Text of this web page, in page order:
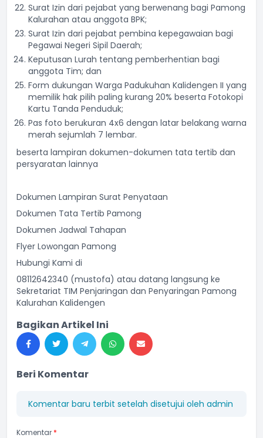
Surat Izin dari pejabat yang berwenang bagi Pamong
Kalurahan atau anggota BPK;
Surat Izin dari pejabat pembina kepegawaian bagi
Pegawai Negeri Sipil Daerah;
Keputusan Lurah tentang pemberhentian bagi
anggota Tim; dan
Form dukungan Warga Padukuhan Kalidengen II yang
memilik hak pilih paling kurang 20% beserta Fotokopi
Kartu Tanda Penduduk;
Pas foto berukuran 4x6 dengan latar belakang warna
merah sejumlah 7 lembar.
beserta lampiran dokumen-dokumen tata tertib dan
persyaratan lainnya
Dokumen Lampiran Surat Penyataan
Dokumen Tata Tertib Pamong
Dokumen Jadwal Tahapan
Flyer Lowongan Pamong
Hubungi Kami di
08112642340 (mustofa) atau datang langsung ke
Sekretariat TIM Penjaringan dan Penyaringan Pamong
Kalurahan Kalidengen
Bagikan Artikel Ini
Beri Komentar
Komentar baru terbit setelah disetujui oleh admin
Komentar *